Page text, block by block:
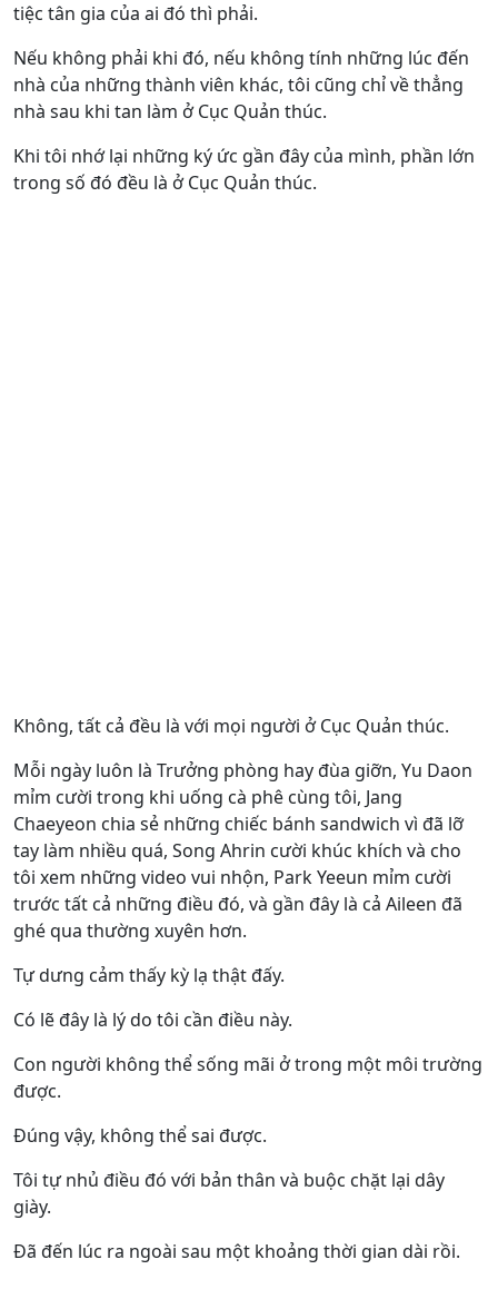
tiệc tân gia của ai đó thì phải.
Nếu không phải khi đó, nếu không tính những lúc đến
nhà của những thành viên khác, tôi cũng chỉ về thẳng
nhà sau khi tan làm ở Cục Quản thúc.
Khi tôi nhớ lại những ký ức gần đây của mình, phần lớn
trong số đó đều là ở Cục Quản thúc.
Không, tất cả đều là với mọi người ở Cục Quản thúc.
Mỗi ngày luôn là Trưởng phòng hay đùa giỡn, Yu Daon
mỉm cười trong khi uống cà phê cùng tôi, Jang
Chaeyeon chia sẻ những chiếc bánh sandwich vì đã lỡ
tay làm nhiều quá, Song Ahrin cười khúc khích và cho
tôi xem những video vui nhộn, Park Yeeun mỉm cười
trước tất cả những điều đó, và gần đây là cả Aileen đã
ghé qua thường xuyên hơn.
Tự dưng cảm thấy kỳ lạ thật đấy.
Có lẽ đây là lý do tôi cần điều này.
Con người không thể sống mãi ở trong một môi trường
được.
Đúng vậy, không thể sai được.
Tôi tự nhủ điều đó với bản thân và buộc chặt lại dây
giày.
Đã đến lúc ra ngoài sau một khoảng thời gian dài rồi.